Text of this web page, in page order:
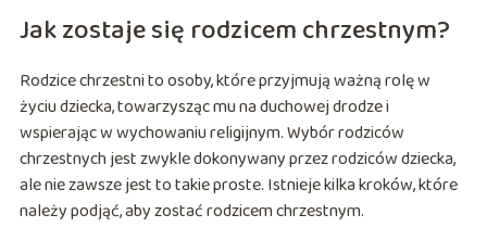
Jak zostaje się rodzicem chrzestnym?
Rodzice chrzestni to osoby, które przyjmują ważną rolę w
życiu dziecka, towarzysząc mu na duchowej drodze i
wspierając w wychowaniu religijnym. Wybór rodziców
chrzestnych jest zwykle dokonywany przez rodziców dziecka,
ale nie zawsze jest to takie proste. Istnieje kilka kroków, które
należy podjąć, aby zostać rodzicem chrzestnym.